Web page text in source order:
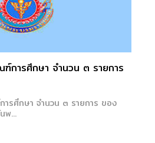
การศึกษา จำนวน ๓ รายการ
รศึกษา จำนวน ๓ รายการ ของ
พ...